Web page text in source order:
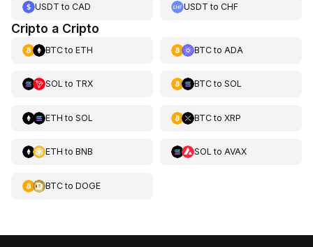
USDT to CAD USDT toCHF
Cripto a Cripto
BTCto ETH BTCto ADA
SOL to TRX BTCto SOL
ETH to SOL BTCto XRP
ETH to BNB SOL to AVAX
BTCto DOGE